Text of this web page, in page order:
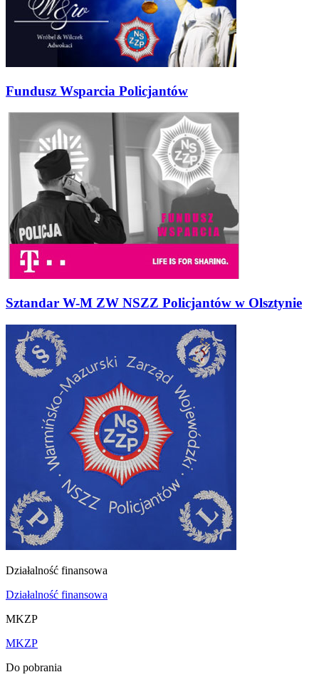
Fundusz Wsparcia Policjantów
Sztandar W-M ZW NSZZ Policjantów w Olsztynie
Działalność finansowa
Działalność finansowa
MKZP
MKZP
Do pobrania